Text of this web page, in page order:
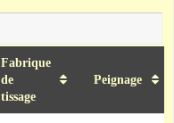
Fabrique
de
tissage
Peignage